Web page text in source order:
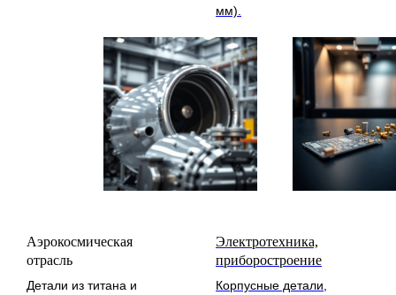
мм).
Аэрокосмическая
отрасль
Детали из титана и
Электротехника,
приборостроение
Корпусные детали,